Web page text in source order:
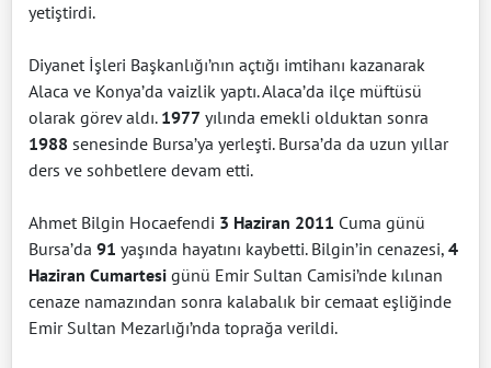
yetiştirdi.
Diyanet İşleri Başkanlığı’nın açtığı imtihanı kazanarak
Alaca ve Konya’da vaizlik yaptı. Alaca’da ilçe müftüsü
olarak görev aldı. 1977 yılında emekli olduktan sonra
1988 senesinde Bursa’ya yerleşti. Bursa’da da uzun yıllar
ders ve sohbetlere devam etti.
Ahmet Bilgin Hocaefendi 3 Haziran 2011 Cuma günü
Bursa’da 91 yaşında hayatını kaybetti. Bilgin’in cenazesi, 4
Haziran Cumartesi günü Emir Sultan Camisi’nde kılınan
cenaze namazından sonra kalabalık bir cemaat eşliğinde
Emir Sultan Mezarlığı’nda toprağa verildi.